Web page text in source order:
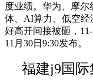
度业绩。华为、摩尔
体、AI算力、低空经
好高开间接被砸，
11月30日9:30发布。
福建j9国际